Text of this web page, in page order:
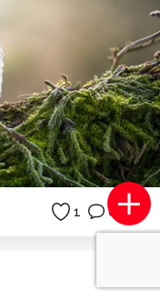
1 0